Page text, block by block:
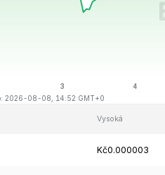
2026-08-08, 14:52 GMT+0
Vysoká
Kč0.000003